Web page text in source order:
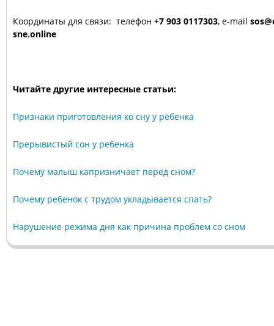
Координаты для связи: телефон +7 903 0117303, e-mail
sne.online
Читайте другие интересные статьи:
Признаки приготовления ко сну у ребенка
Прерывистый сон у ребенка
Почему малыш капризничает перед сном?
Почему ребенок с трудом укладывается спать?
Нарушение режима дня как причина проблем со сном